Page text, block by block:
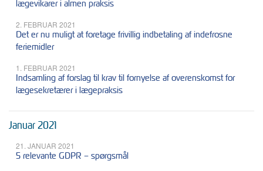
lægevikarer i almen praksis
2. FEBRUAR 2021
Det er nu muligt at foretage frivillig indbetaling af indefrosne
feriemidler
1. FEBRUAR 2021
Indsamling af forslag til krav til fornyelse af overenskomst for
lægesekretærer i lægepraksis
Januar 2021
21. JANUAR 2021
5 relevante GDPR – spørgsmål